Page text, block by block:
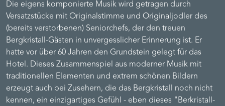
Die eigens komponierte Musik wird getragen durch
Versatzstücke mit Originalstimme und Originaljodler des
(bereits verstorbenen) Seniorchefs, der den treuen
Bergkristall-Gästen in unvergesslicher Erinnerung ist. Er
hatte vor über 60 Jahren den Grundstein gelegt für das
Hotel. Dieses Zusammenspiel aus moderner Musik mit
traditionellen Elementen und extrem schönen Bildern
erzeugt auch bei Zusehern, die das Bergkristall noch nicht
kennen, ein einzigartiges Gefühl - eben dieses "Berkristall-